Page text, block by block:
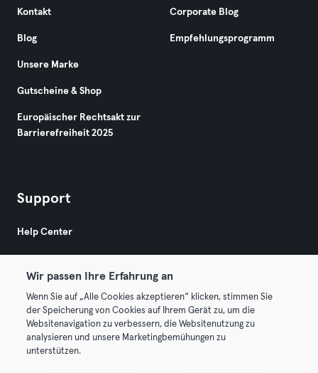
Kontakt
Blog
Unsere Marke
Gutscheine & Shop
Europäischer Rechtsakt zur
Barrierefreiheit 2025
Corporate Blog
Empfehlungsprogramm
Support
Help Center
© 2026 Urban Sports Group GmbH. All rights reserved.
AGB Datenschutz
Wir passen Ihre Erfahrung an
Wenn Sie auf „Alle Cookies akzeptieren“ klicken, stimmen Sie
der Speicherung von Cookies auf Ihrem Gerät zu, um die
Websitenavigation zu verbessern, die Websitenutzung zu
analysieren und unsere Marketingbemühungen zu
unterstützen.